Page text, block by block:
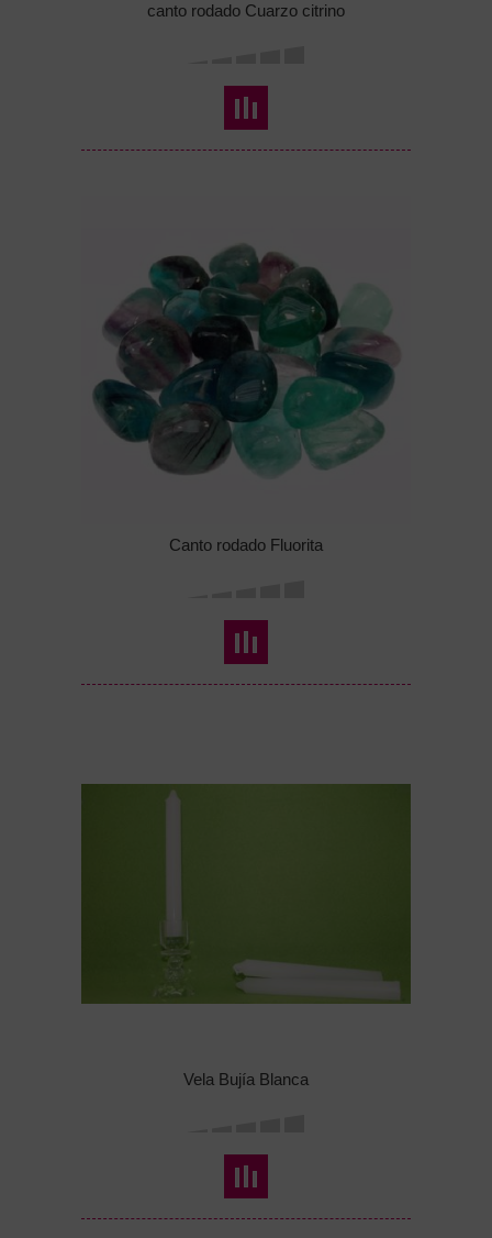
canto rodado Cuarzo citrino
Canto rodado Fluorita
Vela Bujía Blanca